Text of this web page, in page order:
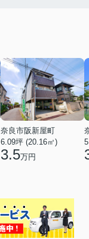
奈良市阪新屋町
6.09坪 (20.16㎡)
3.5万円